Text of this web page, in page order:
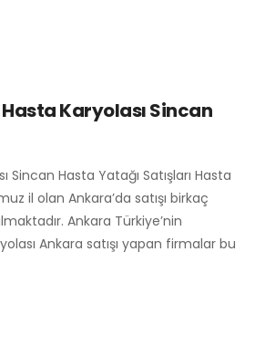
Karyolası Sincan
Sincan Hasta Yatağı Satışları Hasta
il olan Ankara’da satışı birkaç
Ankara Türkiye’nin
Ankara satışı yapan firmalar bu